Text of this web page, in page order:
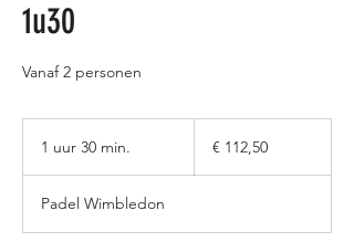
1u30
Vanaf 2 personen
1 uur 30 min.
3
0
€ 112,50
Padel Wimbledon